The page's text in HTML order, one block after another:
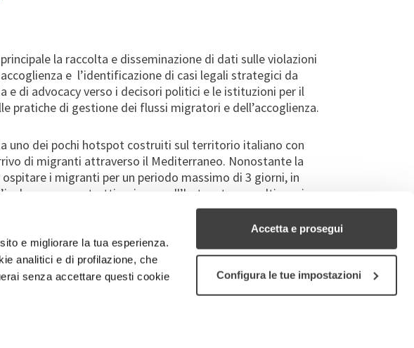
e migliorare la tua esperienza.
analitici e di profilazione, che
senza accettare questi cookie
Accetta e prosegui
Configura le tue impostazioni
la raccolta e disseminazione di dati sulle violazioni
e l’identificazione di casi legali strategici da
e di advocacy verso i decisori politici e le istituzioni per il
pratiche di gestione dei flussi migratori e dell’accoglienza.
uno dei pochi hotspot costruiti sul territorio italiano con
di migranti attraverso il Mediterraneo. Nonostante la
i migranti per un periodo massimo di 3 giorni, in
e sono costretti a vivere nell’hotspot per molti mesi a
Molte istituzioni e associazioni tra cui il Garante nazionale
della libertà hanno denunciato le continue violazione
in cui sono costretti a vivere i migranti e richiedenti
ammalate.